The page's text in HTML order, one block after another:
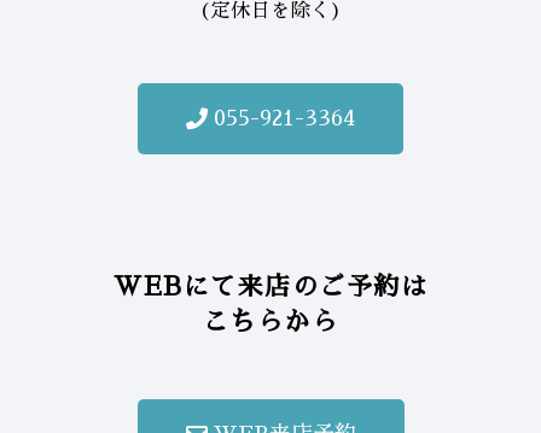
(定休日を除く)
055-921-3364
WEBにて来店のご予約は
こちらから